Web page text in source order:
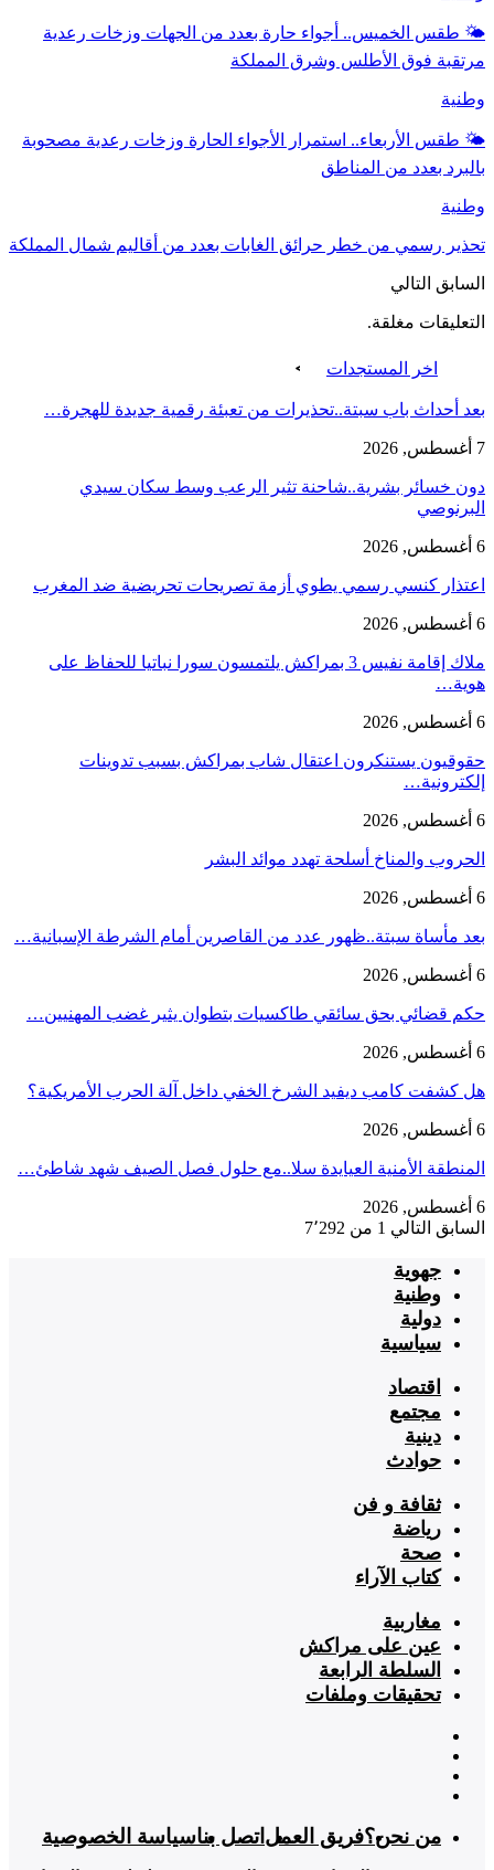
🌤️ طقس الخميس.. أجواء حارة بعدد من الجهات وزخات رعدية
مرتقبة فوق الأطلس وشرق المملكة
وطنية
🌤️ طقس الأربعاء.. استمرار الأجواء الحارة وزخات رعدية مصحوبة
بالبرد بعدد من المناطق
وطنية
تحذير رسمي من خطر حرائق الغابات بعدد من أقاليم شمال المملكة
السابق التالي
التعليقات مغلقة.
اخر المستجدات
بعد أحداث باب سبتة..تحذيرات من تعبئة رقمية جديدة للهجرة…
7 أغسطس, 2026
دون خسائر بشرية..شاحنة تثير الرعب وسط سكان سيدي
البرنوصي
6 أغسطس, 2026
اعتذار كنسي رسمي يطوي أزمة تصريحات تحريضية ضد المغرب
6 أغسطس, 2026
ملاك إقامة نفيس 3 بمراكش يلتمسون سورا نباتيا للحفاظ على
هوية…
6 أغسطس, 2026
حقوقيون يستنكرون اعتقال شاب بمراكش بسبب تدوينات
إلكترونية…
6 أغسطس, 2026
الحروب والمناخ أسلحة تهدد موائد البشر
6 أغسطس, 2026
بعد مأساة سبتة..ظهور عدد من القاصرين أمام الشرطة الإسبانية…
6 أغسطس, 2026
حكم قضائي بحق سائقي طاكسيات بتطوان يثير غضب المهنيين…
6 أغسطس, 2026
هل كشفت كامب ديفيد الشرخ الخفي داخل آلة الحرب الأمريكية؟
6 أغسطس, 2026
‏المنطقة الأمنية العيايدة سلا..مع حلول فصل الصيف شهد شاطئ…
6 أغسطس, 2026
السابق التالي 1 من 7٬292
جهوية
وطنية
دولية
سياسية
اقتصاد
مجتمع
دينية
حوادث
ثقافة و فن
رياضة
صحة
كتاب الآراء
مغاربية
عين على مراكش
السلطة الرابعة
تحقيقات وملفات
من نحن؟فريق العمل اتصل بناسياسة الخصوصية